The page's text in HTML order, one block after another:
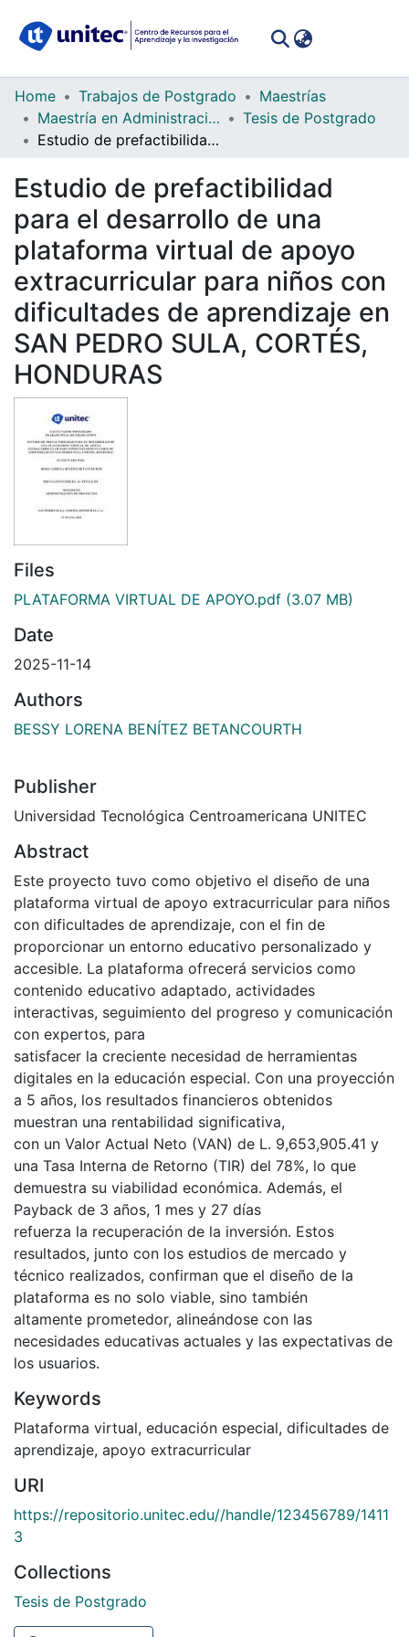
Communities
Collections
All of DSpace
Statistics
Home Trabajos de Postgrado
Maestrías
Maestría en Administración de Proyectos
Tesis de Postgrado
Estudio de prefactibilidad para el desarrollo de una plataforma virtual de apoyo extracurricular para niños con dificultades de aprendizaje en SAN PEDRO SULA, CORTÉS, HONDURAS
Estudio de prefactibilidad
para el desarrollo de una
plataforma virtual de apoyo
extracurricular para niños con
dificultades de aprendizaje en
SAN PEDRO SULA, CORTÉS,
HONDURAS
Files
PLATAFORMA VIRTUAL DE APOYO.pdf (3.07 MB)
Date
2025-11-14
Authors
BESSY LORENA BENÍTEZ BETANCOURTH
Publisher
Universidad Tecnológica Centroamericana UNITEC
Abstract
Este proyecto tuvo como objetivo el diseño de una
plataforma virtual de apoyo extracurricular para niños
con dificultades de aprendizaje, con el fin de
proporcionar un entorno educativo personalizado y
accesible. La plataforma ofrecerá servicios como
contenido educativo adaptado, actividades
interactivas, seguimiento del progreso y comunicación
con expertos, para
satisfacer la creciente necesidad de herramientas
digitales en la educación especial. Con una proyección
a 5 años, los resultados financieros obtenidos
muestran una rentabilidad significativa,
con un Valor Actual Neto (VAN) de L. 9,653,905.41 y
una Tasa Interna de Retorno (TIR) del 78%, lo que
demuestra su viabilidad económica. Además, el
Payback de 3 años, 1 mes y 27 días
refuerza la recuperación de la inversión. Estos
resultados, junto con los estudios de mercado y
técnico realizados, confirman que el diseño de la
plataforma es no solo viable, sino también
altamente prometedor, alineándose con las
necesidades educativas actuales y las expectativas de
los usuarios.
Keywords
Plataforma virtual, educación especial, dificultades de
aprendizaje, apoyo extracurricular
URI
https://repositorio.unitec.edu//handle/123456789/1411
3
Collections
Tesis de Postgrado